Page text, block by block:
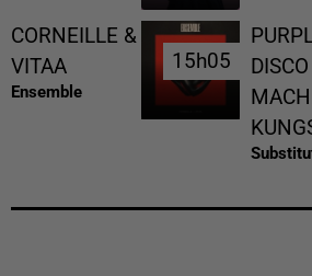
CORNEILLE &
VITAA
Ensemble
15h05
15h05
DISCO